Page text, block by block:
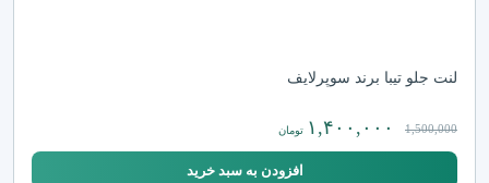
لنت جلو تیبا برند سوپرلایف
1,500,000 ۱,۴۰۰,۰۰۰ تومان
افزودن به سبد خرید